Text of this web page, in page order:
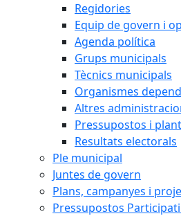
Regidories
Equip de govern i
Agenda política
Grups municipals
Tècnics municipals
Organismes
Altres
Pressupostos i
Resultats electorals
Ple municipal
Juntes de govern
Plans, campanyes i
Pressupostos